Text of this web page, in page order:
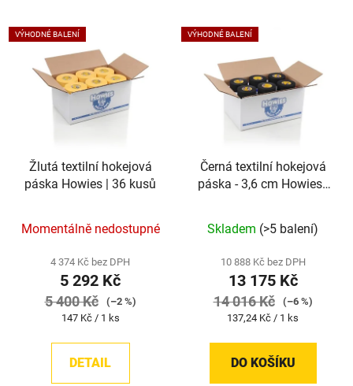
VÝHODNÉ BALENÍ
Žlutá textilní hokejová
páska Howies | 36 kusů
Momentálně nedostupné
4 374 Kč bez DPH
5 292 Kč
5 400 Kč
(–2 %)
Měrná
147 Kč / 1 ks
DETAIL
VÝHODNÉ BALENÍ
Černá textilní hokejová
páska - 3,6 cm Howies |
Skladem (>5 balení)
10 888 Kč bez DPH
13 175 Kč
14 016 Kč
(–6 %)
Měrná
137,24 Kč / 1 ks
DO KOŠÍKU